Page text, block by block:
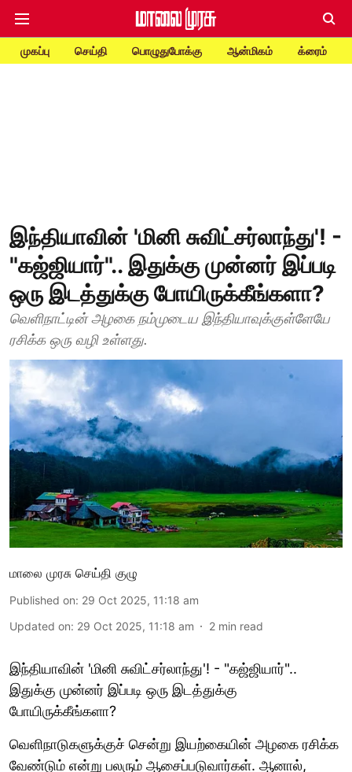
முகப்பு செய்தி பொழுதுபோக்கு ஆன்மிகம் க்ரைம்
இந்தியாவின் 'மினி சுவிட்சர்லாந்து'! -
"கஜ்ஜியார்".. இதுக்கு முன்னர் இப்படி
ஒரு இடத்துக்கு போயிருக்கீங்களா?
வெளிநாட்டின் அழகை நம்முடைய இந்தியாவுக்குள்ளேயே
ரசிக்க ஒரு வழி உள்ளது.
மாலை முரசு செய்தி குழு
Published on: 29 Oct 2025, 11:18 am
Updated on: 29 Oct 2025, 11:18 am 2 min read
இந்தியாவின் 'மினி சுவிட்சர்லாந்து'! - "கஜ்ஜியார்"..
இதுக்கு முன்னர் இப்படி ஒரு இடத்துக்கு
போயிருக்கீங்களா?
வெளிநாடுகளுக்குச் சென்று இயற்கையின் அழகை ரசிக்க
வேண்டும் என்று பலரும் ஆசைப்படுவார்கள். ஆனால்,